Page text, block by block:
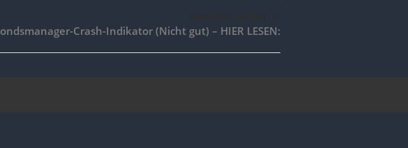
Crash-Indikator (Nicht gut) – HIER LESEN: